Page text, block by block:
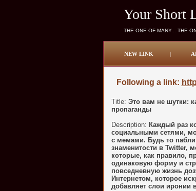
Your Short
THE ONE OF MANY... THE
NEW LINK |
Following a link:
Title: Это вам не шутки:
пропаганды
Description: Каждый раз
социальными сетями,
с мемами. Будь то
знаменитости в Twitter,
которые, как правило,
одинаковую форму и
повседневную жизнь
Интернетом, которое
добавляет слои иронии